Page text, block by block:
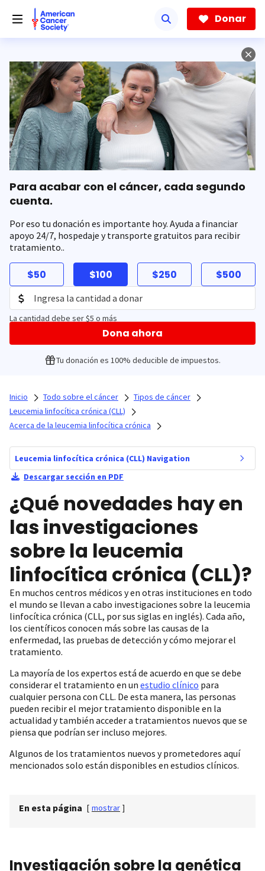
hacia
contenido
Donar
Para acabar con el cáncer, cada segundo
cuenta.
Por eso tu donación es importante hoy. Ayuda a financiar
apoyo 24/7, hospedaje y transporte gratuitos para recibir
tratamiento..
$50 $100 $250 $500
La cantidad debe ser $5 o más
Dona ahora
Tu donación es 100% deducible de impuestos.
Inicio Todo sobre el cáncer
Tipos de cáncer
Leucemia linfocítica crónica (CLL)
Acerca de la leucemia linfocítica crónica
Leucemia linfocítica crónica (CLL) Navigation
Descargar sección en PDF
¿Qué novedades hay en
las investigaciones
sobre la leucemia
linfocítica crónica (CLL)?
En muchos centros médicos y en otras instituciones en todo
el mundo se llevan a cabo investigaciones sobre la leucemia
linfocítica crónica (CLL, por sus siglas en inglés). Cada año,
los científicos conocen más sobre las causas de la
enfermedad, las pruebas de detección y cómo mejorar el
tratamiento.
La mayoría de los expertos está de acuerdo en que se debe
considerar el tratamiento en un estudio clínico para
cualquier persona con CLL. De esta manera, las personas
pueden recibir el mejor tratamiento disponible en la
actualidad y también acceder a tratamientos nuevos que se
piensa que podrían ser incluso mejores.
Algunos de los tratamientos nuevos y prometedores aquí
mencionados solo están disponibles en estudios clínicos.
En esta página [ mostrar ]
Investigación sobre la genética